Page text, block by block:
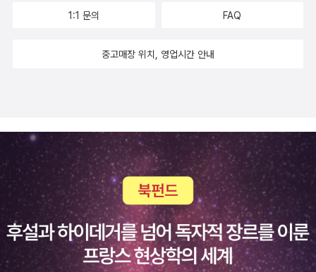
슬리는 말’을 한 마디라도 읊다가는 목아지가 날아가던 일을 잊었
않으면, 땅바닥에 엎드리고 고개숙이지 않으면 목숨을 빼앗기던
다. 나라는 사람들이 누구나 왼쪽에 서건 오른쪽에 서건 가운쪽에
서건 스스로 즐겁고 아름답게 어울리는 길을 틔우는 일에 땀흘려
야지. 애먼 칼자루를 나라가 쥐면서 휘두르지 말아야지. 입맛에
맞는 추킴말(주례사비평)만 들으면서 구름에 올라앉고 싶은 무리
가 늘 가위질이라는 무시무시한 주먹을 휘둘렀다. 지난날(1970
∼2010)에는 ‘간행물윤리위원회 검정필·심의필’이었다면 오늘날
(2026)에는 ‘정보통신망 이용촉진 및 정보보호 등에 관한 법률
리 보금자리를 기쁘게 일구는 손길을 펼 노릇이다. 너도 어른이고
다. 《새로 쓰는 말밑 꾸러미 사전》, 《미래세대를 위한 우리말과
다. blog.naver.com/hbooklove
1:1 문의 FAQ
중고매장 위치, 영업시간 안내